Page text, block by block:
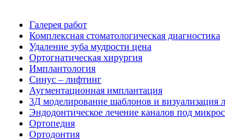
Галерея работ
Комплексная стоматологическая диагностика
Удаление зуба мудрости цена
Ортогнатическая хирургия
Имплантология
Синус – лифтинг
Аугментационная имплантация
3Д моделирование шаблонов и визуализация
Эндодонтическое лечение каналов под
Ортопедия
Ортодонтия